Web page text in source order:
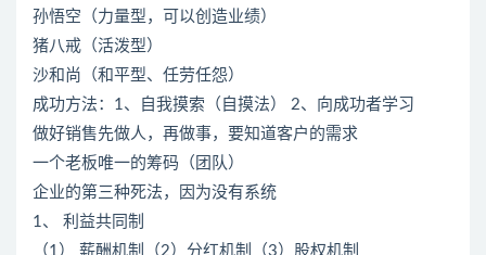
孙悟空（力量型，可以创造业绩）
猪八戒（活泼型）
沙和尚（和平型、任劳任怨）
成功方法：1、自我摸索（自摸法） 2、向成功者学习
做好销售先做人，再做事，要知道客户的需求
一个老板唯一的筹码（团队）
企业的第三种死法，因为没有系统
1、 利益共同制
（1） 薪酬机制（2）分红机制（3）股权机制